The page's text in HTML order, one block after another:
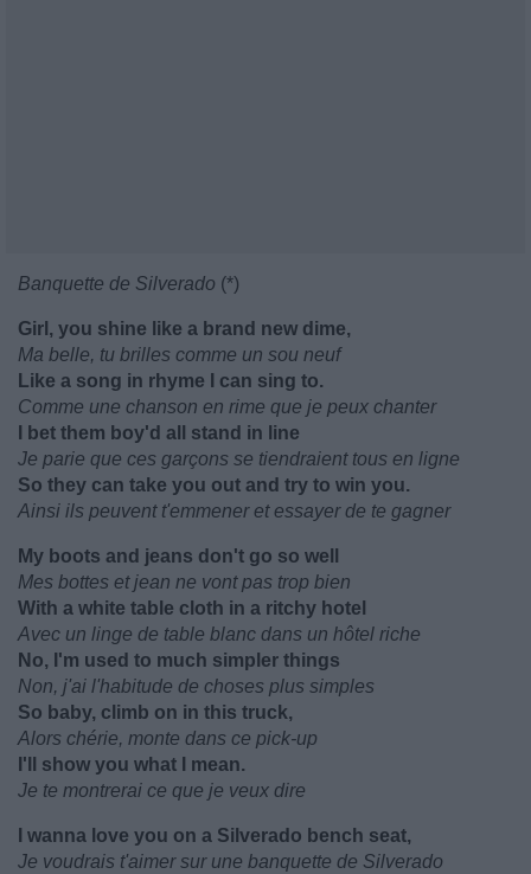
Banquette de Silverado (*)
Girl, you shine like a brand new dime,
Ma belle, tu brilles comme un sou neuf
Like a song in rhyme I can sing to.
Comme une chanson en rime que je peux chanter
I bet them boy'd all stand in line
Je parie que ces garçons se tiendraient tous en ligne
So they can take you out and try to win you.
Ainsi ils peuvent t'emmener et essayer de te gagner
My boots and jeans don't go so well
Mes bottes et jean ne vont pas trop bien
With a white table cloth in a ritchy hotel
Avec un linge de table blanc dans un hôtel riche
No, I'm used to much simpler things
Non, j'ai l'habitude de choses plus simples
So baby, climb on in this truck,
Alors chérie, monte dans ce pick-up
I'll show you what I mean.
Je te montrerai ce que je veux dire
I wanna love you on a Silverado bench seat,
Je voudrais t'aimer sur une banquette de Silverado